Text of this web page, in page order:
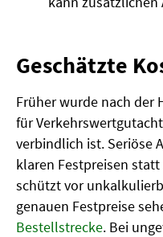
Geschätzte
Früher wurde nach der
für
verbindlich ist. Seriöse
klaren Festpreisen
schützt vor
genauen Festpreise
Bestellstrecke. Bei